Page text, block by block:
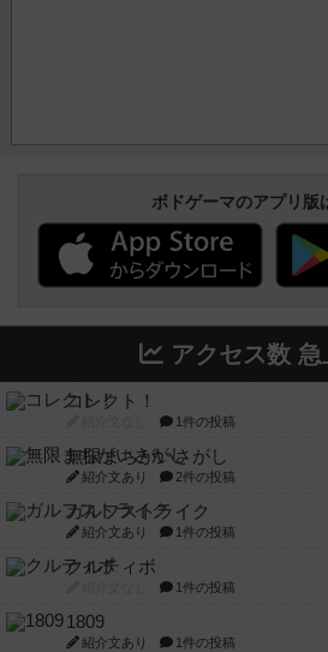
ボドゲーマのアプリ版
アクセス数 急
コレクト！
1件の投稿
無限まちがいさがし
紹介文あり 2件の投稿
ガルフストライク
紹介文あり 1件の投稿
クルティボ
1件の投稿
1809
紹介文あり 1件の投稿